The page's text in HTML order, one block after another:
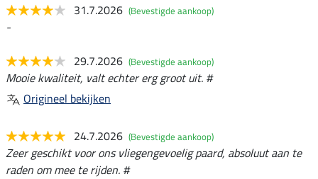
31.7.2026 (Bevestigde aankoop)
-
29.7.2026 (Bevestigde aankoop)
Mooie kwaliteit, valt echter erg groot uit. #
Origineel bekijken
24.7.2026 (Bevestigde aankoop)
Zeer geschikt voor ons vliegengevoelig paard, absoluut aan te
raden om mee te rijden. #